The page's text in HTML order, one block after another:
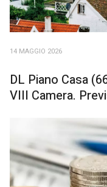
14 MAGGIO 2026
DL Piano Casa
VIII Camera.